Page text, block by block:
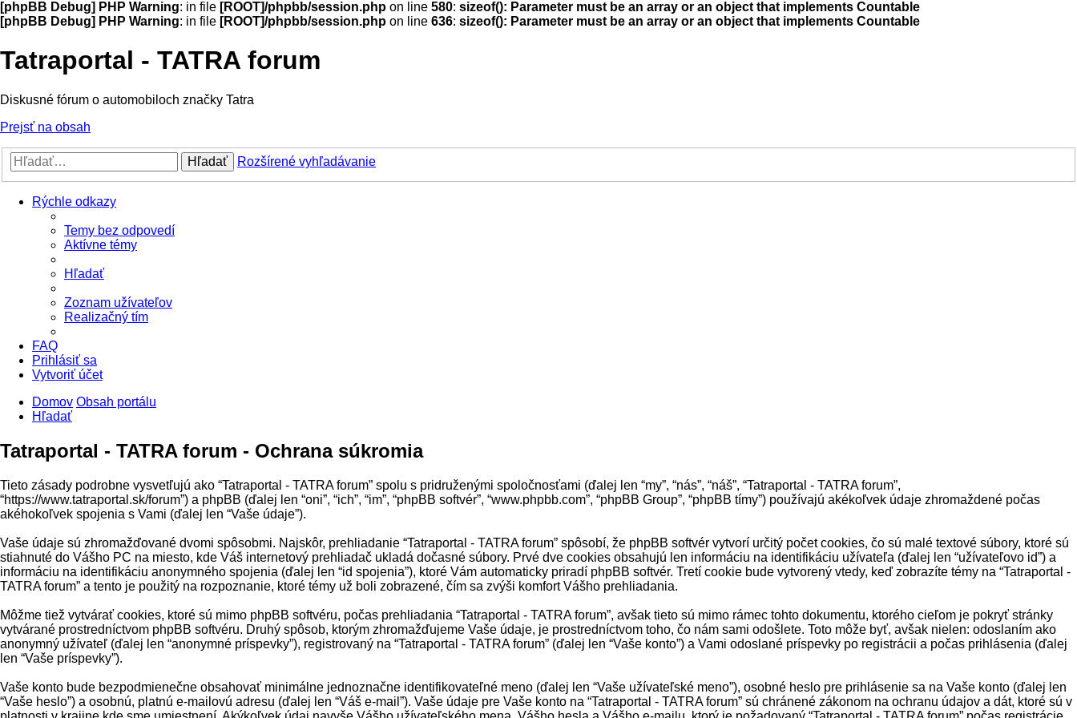
[phpBB Debug] PHP Warning: in file [ROOT]/phpbb/session.php on line 580: sizeof(): Parameter must be an array or an object that implements Countable
[phpBB Debug] PHP Warning: in file [ROOT]/phpbb/session.php on line 636: sizeof(): Parameter must be an array or an object that implements Countable
Tatraportal - TATRA forum
Diskusné fórum o automobiloch značky Tatra
Prejsť na obsah
Hľadať Rozšírené vyhľadávanie
Rýchle odkazy
Temy bez odpovedí
Aktívne témy
Hľadať
Zoznam užívateľov
Realizačný tím
FAQ
Prihlásiť sa
Vytvoriť účet
Domov Obsah portálu
Hľadať
Tatraportal - TATRA forum - Ochrana súkromia
Tieto zásady podrobne vysvetľujú ako “Tatraportal - TATRA forum” spolu s pridruženými spoločnosťami (ďalej len “my”, “nás”, “náš”, “Tatraportal - TATRA forum”,
“https://www.tatraportal.sk/forum”) a phpBB (ďalej len “oni”, “ich”, “im”, “phpBB softvér”, “www.phpbb.com”, “phpBB Group”, “phpBB tímy”) používajú akékoľvek údaje zhromaždené počas
akéhokoľvek spojenia s Vami (ďalej len “Vaše údaje”).
Vaše údaje sú zhromažďované dvomi spôsobmi. Najskôr, prehliadanie “Tatraportal - TATRA forum” spôsobí, že phpBB softvér vytvorí určitý počet cookies, čo sú malé textové súbory, ktoré sú
stiahnuté do Vášho PC na miesto, kde Váš internetový prehliadač ukladá dočasné súbory. Prvé dve cookies obsahujú len informáciu na identifikáciu užívateľa (ďalej len “užívateľovo id”) a
informáciu na identifikáciu anonymného spojenia (ďalej len “id spojenia”), ktoré Vám automaticky priradí phpBB softvér. Tretí cookie bude vytvorený vtedy, keď zobrazíte témy na “Tatraportal -
TATRA forum” a tento je použitý na rozpoznanie, ktoré témy už boli zobrazené, čím sa zvýši komfort Vášho prehliadania.
Môžme tiež vytvárať cookies, ktoré sú mimo phpBB softvéru, počas prehliadania “Tatraportal - TATRA forum”, avšak tieto sú mimo rámec tohto dokumentu, ktorého cieľom je pokryť stránky
vytvárané prostredníctvom phpBB softvéru. Druhý spôsob, ktorým zhromažďujeme Vaše údaje, je prostredníctvom toho, čo nám sami odošlete. Toto môže byť, avšak nielen: odoslaním ako
anonymný užívateľ (ďalej len “anonymné príspevky”), registrovaný na “Tatraportal - TATRA forum” (ďalej len “Vaše konto”) a Vami odoslané príspevky po registrácii a počas prihlásenia (ďalej
len “Vaše príspevky”).
Vaše konto bude bezpodmienečne obsahovať minimálne jednoznačne identifikovateľné meno (ďalej len “Vaše užívateľské meno”), osobné heslo pre prihlásenie sa na Vaše konto (ďalej len
“Vaše heslo”) a osobnú, platnú e-mailovú adresu (ďalej len “Váš e-mail”). Vaše údaje pre Vaše konto na “Tatraportal - TATRA forum” sú chránené zákonom na ochranu údajov a dát, ktoré sú v